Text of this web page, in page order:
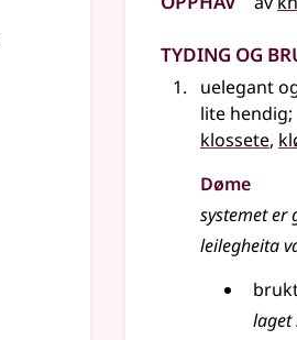
Tyding og
uelegant
lite hendig;
klossete,
Døme
systemet er
leilegheita
laget